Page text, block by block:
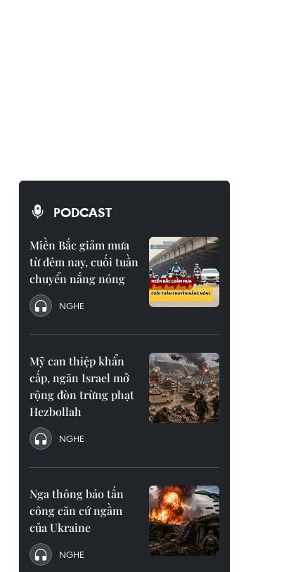
PODCAST
Miền Bắc giảm mưa
từ đêm nay, cuối tuần
chuyển nắng nóng
NGHE
Mỹ can thiệp khẩn
cấp, ngăn Israel mở
rộng đòn trừng phạt
Hezbollah
NGHE
Nga thông báo tấn
công căn cứ ngầm
của Ukraine
NGHE